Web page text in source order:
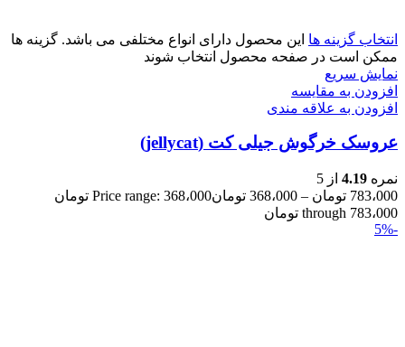
انتخاب گزینه ها این محصول دارای انواع مختلفی می باشد. گزینه ها
ممکن است در صفحه محصول انتخاب شوند
نمایش سریع
افزودن به مقایسه
افزودن به علاقه مندی
عروسک خرگوش جیلی کت (jellycat)
نمره 4.19 از 5
783،000 تومان – 368،000 تومان
Price range: 368،000 تومان
through 783،000 تومان
-5%